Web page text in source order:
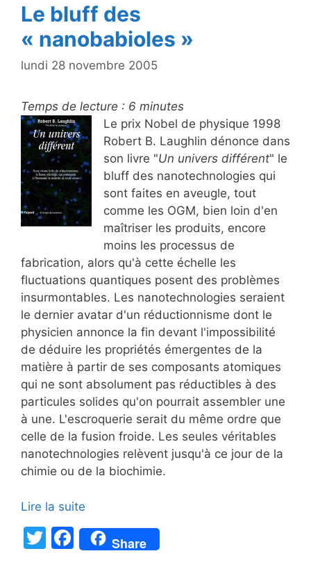
Le bluff des
« nanobabioles »
lundi 28 novembre 2005
Temps de lecture : 6 minutes
Le prix Nobel de physique 1998
Robert B. Laughlin dénonce dans
son livre "Un univers différent" le
bluff des nanotechnologies qui
sont faites en aveugle, tout
comme les OGM, bien loin d'en
maîtriser les produits, encore
moins les processus de
fabrication, alors qu'à cette échelle les
fluctuations quantiques posent des problèmes
insurmontables. Les nanotechnologies seraient
le dernier avatar d'un réductionnisme dont le
physicien annonce la fin devant l'impossibilité
de déduire les propriétés émergentes de la
matière à partir de ses composants atomiques
qui ne sont absolument pas réductibles à des
particules solides qu'on pourrait assembler une
à une. L'escroquerie serait du même ordre que
celle de la fusion froide. Les seules véritables
nanotechnologies relèvent jusqu'à ce jour de la
chimie ou de la biochimie.
Lire la suite
T
F
a
Share